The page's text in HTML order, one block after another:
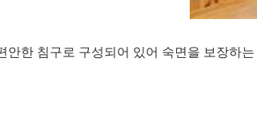
안한 침구로 구성되어 있어 숙면을 보장하